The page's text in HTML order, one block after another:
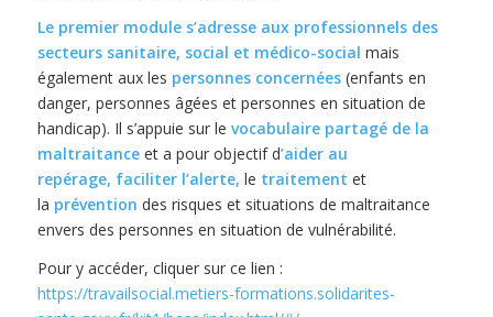
Le premier module s’adresse aux professionnels des
secteurs sanitaire, social et médico-social mais
également aux les personnes concernées(enfants en
danger, personnes âgées et personnes en situation de
handicap). Il s’appuie sur le vocabulaire partagé de la
maltraitance et a pour objectif d’aider au
repérage, faciliter l’alerte, le traitement et
la prévention des risques et situations de maltraitance
envers des personnes en situation de vulnérabilité.
Pour y accéder, cliquer sur ce lien :
https://travailsocial.metiers-formations.solidarites-